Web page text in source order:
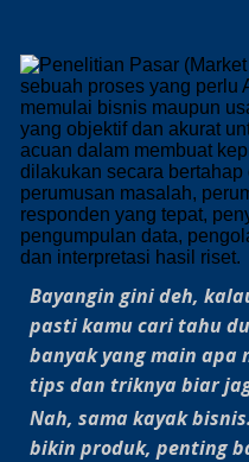
Bayangin gini deh,
pasti kamu cari tahu
banyak yang main apa
tips dan triknya biar
Nah, sama kayak
bikin produk, penting